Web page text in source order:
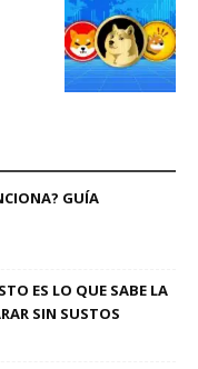
GUÍA
ES LO QUE SABE LA
SIN SUSTOS